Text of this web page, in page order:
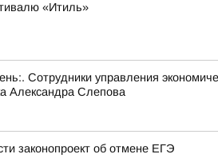
«Итиль»
Сотрудники управления
Александра Слепова
законопроект об отмене ЕГЭ